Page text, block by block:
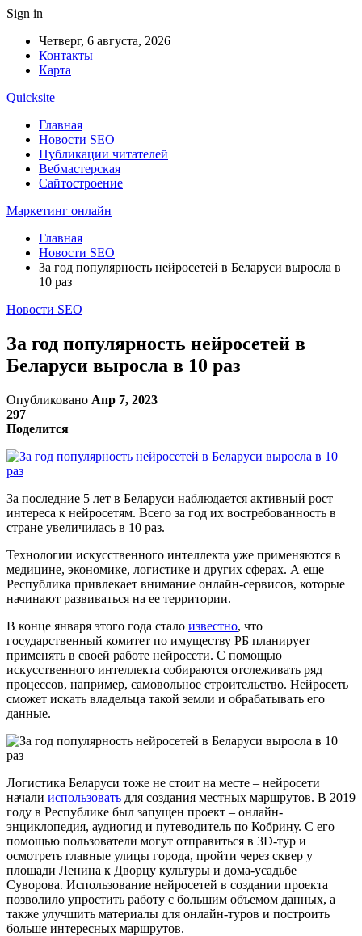
Sign in
Четверг, 6 августа, 2026
Контакты
Карта
Quicksite
Главная
Новости SEO
Публикации читателей
Вебмастерская
Сайтостроение
Маркетинг онлайн
Главная
Новости SEO
За год популярность нейросетей в Беларуси выросла в
10 раз
Новости SEO
За год популярность нейросетей в
Беларуси выросла в 10 раз
Опубликовано Апр 7, 2023
297
Поделится
За последние 5 лет в Беларуси наблюдается активный рост
интереса к нейросетям. Всего за год их востребованность в
стране увеличилась в 10 раз.
Технологии искусственного интеллекта уже применяются в
медицине, экономике, логистике и других сферах. А еще
Республика привлекает внимание онлайн-сервисов, которые
начинают развиваться на ее территории.
В конце января этого года стало известно, что
государственный комитет по имуществу РБ планирует
применять в своей работе нейросети. С помощью
искусственного интеллекта собираются отслеживать ряд
процессов, например, самовольное строительство. Нейросеть
сможет искать владельца такой земли и обрабатывать его
данные.
Логистика Беларуси тоже не стоит на месте – нейросети
начали использовать для создания местных маршрутов. В 2019
году в Республике был запущен проект – онлайн-
энциклопедия, аудиогид и путеводитель по Кобрину. С его
помощью пользователи могут отправиться в 3D-тур и
осмотреть главные улицы города, пройти через сквер у
площади Ленина к Дворцу культуры и дома-усадьбе
Суворова. Использование нейросетей в создании проекта
позволило упростить работу с большим объемом данных, а
также улучшить материалы для онлайн-туров и построить
больше интересных маршрутов.